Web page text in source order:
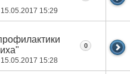
15.05.2017 15:29
15.05.2017 15:28
0